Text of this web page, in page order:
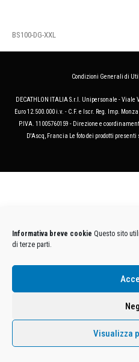
Informativa breve cookie Questo sito
di terze parti.
Visualizza
BS100-DG-XXL
Condizioni Generali di
DECATHLON ITALIA S.r.l. Unipersonale - Viale
Euro 12.500.000 i.v. - C.F. e Iscr. Reg. Imp.
P.IVA. 11005760159 - Direzione e
D'Ascq, Francia Le foto dei prodotti